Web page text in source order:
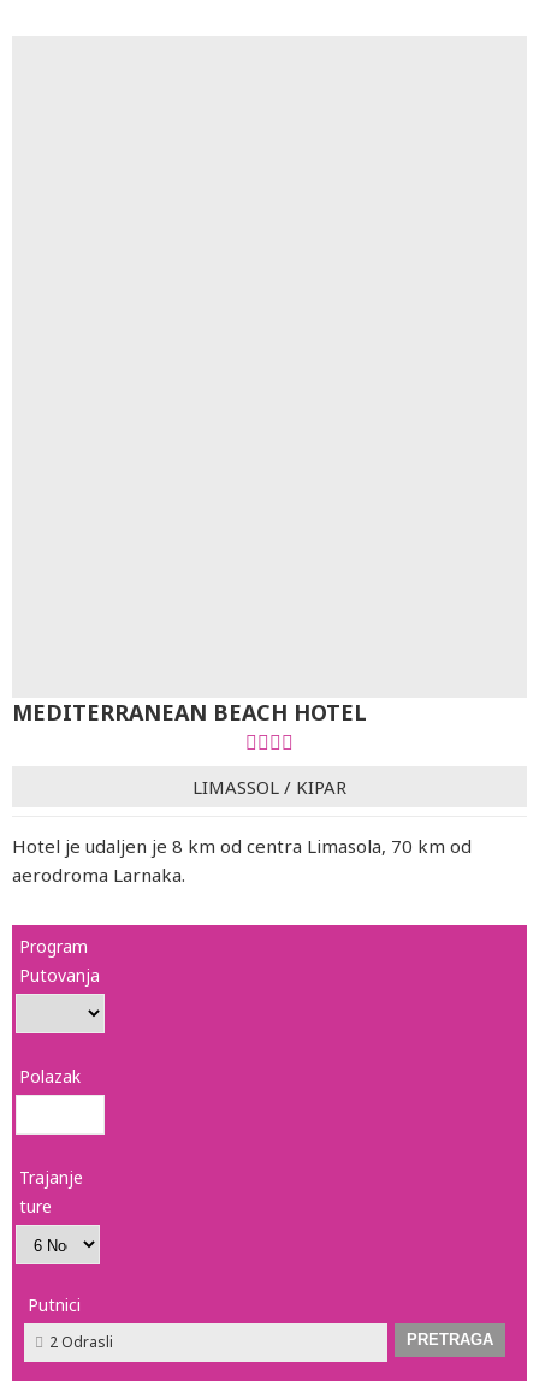
MEDITERRANEAN BEACH HOTEL
LIMASSOL / KIPAR
Hotel je udaljen je 8 km od centra Limasola, 70 km od
aerodroma Larnaka.
Program
Putovanja
Polazak
Trajanje
ture
Putnici
2 Odrasli